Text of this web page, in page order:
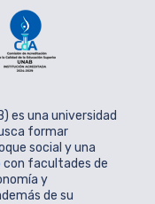
es una universidad
formar
social y una
con facultades de
y
de su